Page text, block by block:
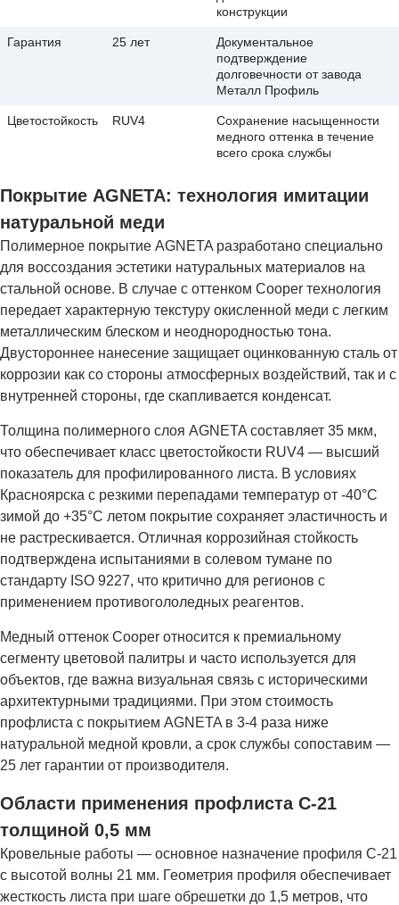
конструкции
Гарантия 25 лет
Документальное
подтверждение
долговечности от завода
Металл Профиль
Цветостойкость RUV4
Сохранение насыщенности
медного оттенка в течение
всего срока службы
Покрытие AGNETA: технология имитации
натуральной меди
Полимерное покрытие AGNETA разработано специально
для воссоздания эстетики натуральных материалов на
стальной основе. В случае с оттенком Cooper технология
передает характерную текстуру окисленной меди с легким
металлическим блеском и неоднородностью тона.
Двустороннее нанесение защищает оцинкованную сталь от
коррозии как со стороны атмосферных воздействий, так и с
внутренней стороны, где скапливается конденсат.
Толщина полимерного слоя AGNETA составляет 35 мкм,
что обеспечивает класс цветостойкости RUV4 — высший
показатель для профилированного листа. В условиях
Красноярска с резкими перепадами температур от -40°C
зимой до +35°C летом покрытие сохраняет эластичность и
не растрескивается. Отличная коррозийная стойкость
подтверждена испытаниями в солевом тумане по
стандарту ISO 9227, что критично для регионов с
применением противогололедных реагентов.
Медный оттенок Cooper относится к премиальному
сегменту цветовой палитры и часто используется для
объектов, где важна визуальная связь с историческими
архитектурными традициями. При этом стоимость
профлиста с покрытием AGNETA в 3-4 раза ниже
натуральной медной кровли, а срок службы сопоставим —
25 лет гарантии от производителя.
Области применения профлиста С-21
толщиной 0,5 мм
Кровельные работы — основное назначение профиля С-21
с высотой волны 21 мм. Геометрия профиля обеспечивает
жесткость листа при шаге обрешетки до 1,5 метров, что